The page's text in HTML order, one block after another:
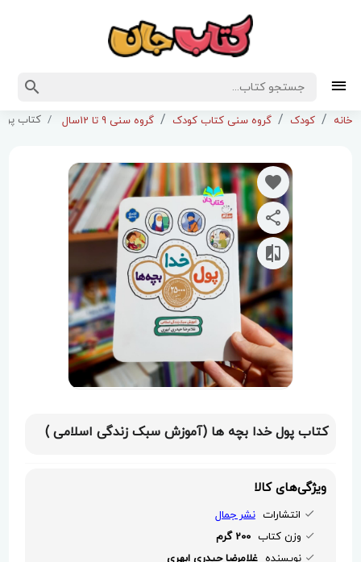
خانه کودک گروه سنی کتاب کودک گروه سنی 9 تا 12سال کتاب
کتاب پول خدا بچه ها (آموزش سبک زندگی اسلامی )
ویژگی‌های کالا
انتشارات نشر جمال
وزن کتاب 200 گرم
نویسنده غلامرضا حیدری ابهری